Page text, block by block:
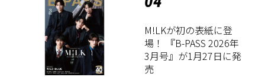
M!LKが初の表紙に登
場！ 『B-PASS 2026年
3月号』が1月27日に発
売